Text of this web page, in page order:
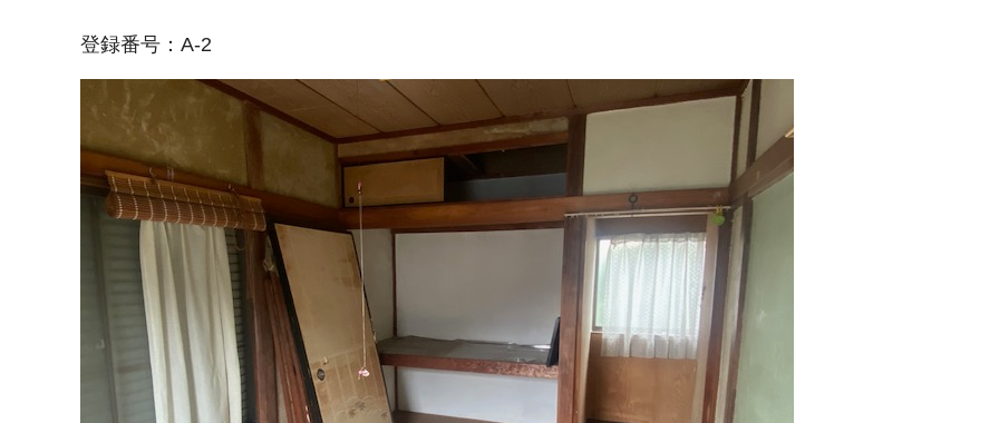
登録番号：A-2